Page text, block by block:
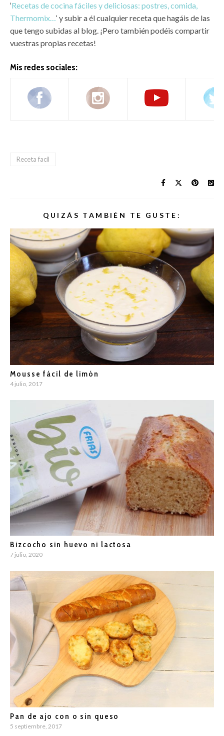
‘Recetas de cocina fáciles y deliciosas: postres, comida,
Thermomix…‘ y subir a él cualquier receta que hagáis de las
que tengo subidas al blog. ¡Pero también podéis compartir
vuestras propias recetas!
Mis redes sociales:
Receta facil
QUIZÁS TAMBIÉN TE GUSTE:
Mousse fácil de limón
4 julio, 2017
Bizcocho sin huevo ni lactosa
7 julio, 2020
Pan de ajo con o sin queso
5 septiembre, 2017